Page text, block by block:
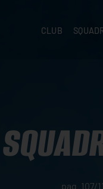
CLUB
pag. 107/